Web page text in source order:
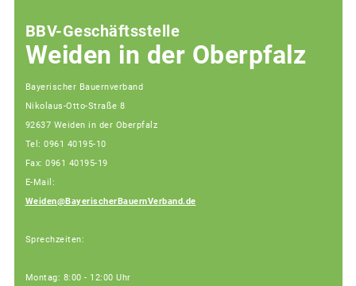
BBV-Geschäftsstelle
Weiden in der Oberpfalz
Bayerischer Bauernverband
Nikolaus-Otto-Straße 8
92637 Weiden in der Oberpfalz
Tel: 0961 40195-10
Fax: 0961 40195-19
E-Mail:
Weiden@BayerischerBauernVerband.de
Sprechzeiten:
Montag: 8:00 - 12:00 Uhr